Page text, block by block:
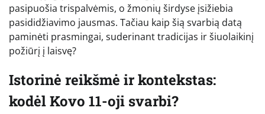
pasipuošia trispalvėmis, o žmonių širdyse įsižiebia
pasididžiavimo jausmas. Tačiau kaip šią svarbią datą
paminėti prasmingai, suderinant tradicijas ir šiuolaikinį
požiūrį į laisvę?
Istorinė reikšmė ir kontekstas:
kodėl Kovo 11-oji svarbi?